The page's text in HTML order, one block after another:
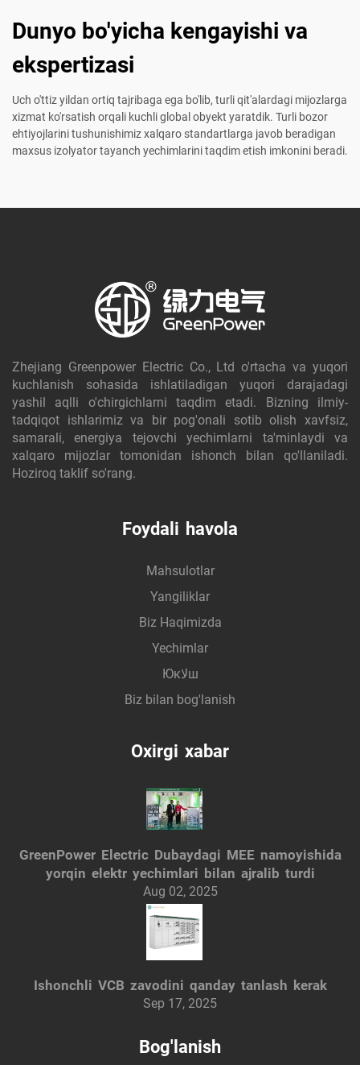
Dunyo bo'yicha kengayishi va
ekspertizasi
Uch o'ttiz yildan ortiq tajribaga ega bo'lib, turli qit'alardagi mijozlarga
xizmat ko'rsatish orqali kuchli global obyekt yaratdik. Turli bozor
ehtiyojlarini tushunishimiz xalqaro standartlarga javob beradigan
maxsus izolyator tayanch yechimlarini taqdim etish imkonini beradi.
Zhejiang Greenpower Electric Co., Ltd o'rtacha va yuqori
kuchlanish sohasida ishlatiladigan yuqori darajadagi
yashil aqlli o'chirgichlarni taqdim etadi. Bizning ilmiy-
tadqiqot ishlarimiz va bir pog'onali sotib olish xavfsiz,
samarali, energiya tejovchi yechimlarni ta'minlaydi va
xalqaro mijozlar tomonidan ishonch bilan qo'llaniladi.
Hoziroq taklif so'rang.
Foydali havola
Mahsulotlar
Yangiliklar
Biz Haqimizda
Yechimlar
Юкلاш
Biz bilan bog'lanish
Oxirgi xabar
GreenPower Electric Dubaydagi MEE namoyishida
yorqin elektr yechimlari bilan ajralib turdi
Aug 02, 2025
Ishonchli VCB zavodini qanday tanlash kerak
Sep 17, 2025
Bog'lanish